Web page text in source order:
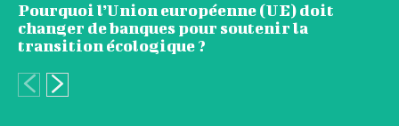
Pourquoi l’Union européenne (UE) doit
changer de banques pour soutenir la
transition écologique ?